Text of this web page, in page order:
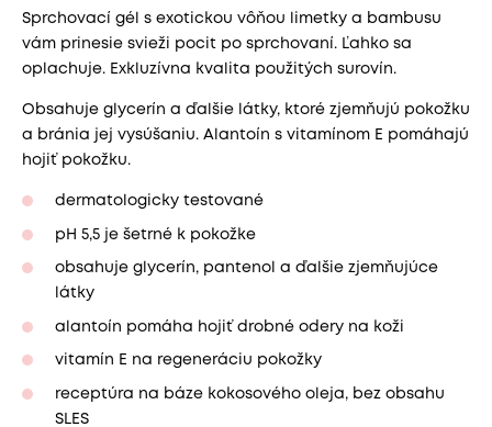
Sprchovací gél s exotickou vôňou limetky a bambusu
vám prinesie svieži pocit po sprchovaní. Ľahko sa
oplachuje. Exkluzívna kvalita použitých surovín.
Obsahuje glycerín a ďalšie látky, ktoré zjemňujú pokožku
a bránia jej vysúšaniu. Alantoín s vitamínom E pomáhajú
hojiť pokožku.
dermatologicky testované
pH 5,5 je šetrné k pokožke
obsahuje glycerín, pantenol a ďalšie zjemňujúce
látky
alantoín pomáha hojiť drobné odery na koži
vitamín E na regeneráciu pokožky
receptúra na báze kokosového oleja, bez obsahu
SLES